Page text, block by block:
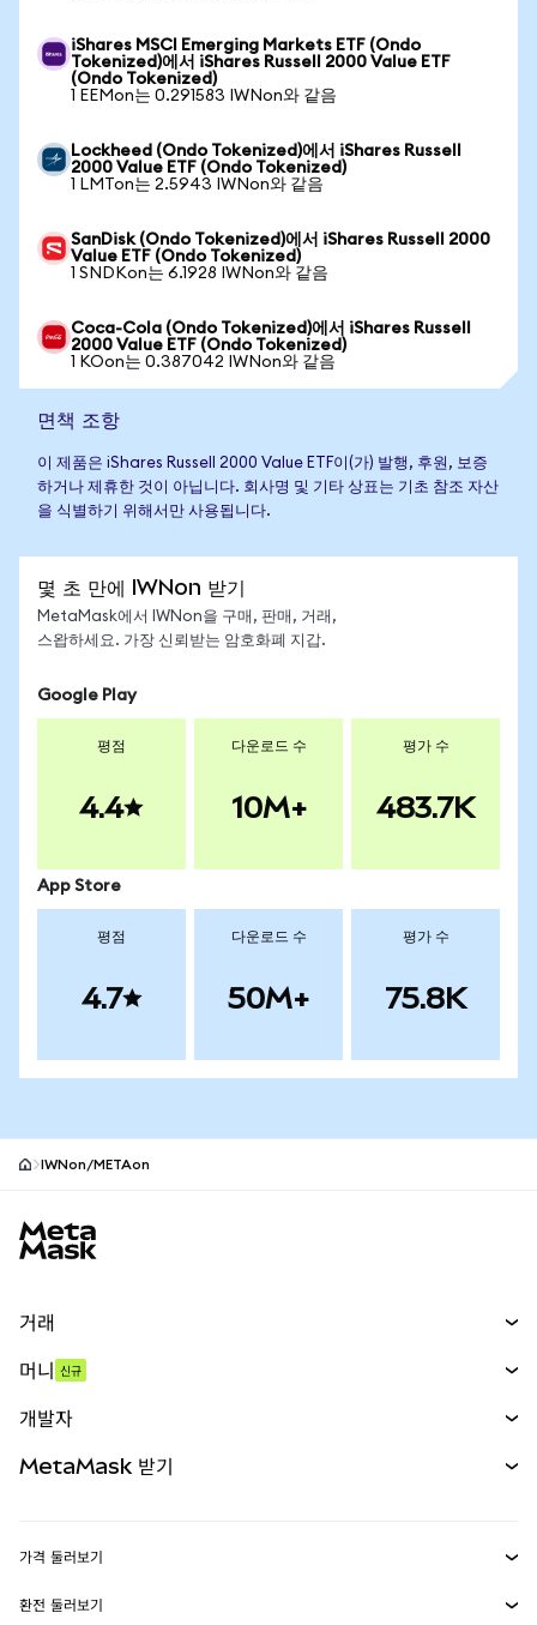
iShares MSCI Emerging Markets ETF (Ondo
Tokenized)에서 iShares Russell 2000 Value ETF
(Ondo Tokenized)
1 EEMon는 0.291583 IWNon와 같음
Lockheed (Ondo Tokenized)에서 iShares Russell
2000 Value ETF (Ondo Tokenized)
1 LMTon는 2.5943 IWNon와 같음
SanDisk (Ondo Tokenized)에서 iShares Russell 2000
Value ETF (Ondo Tokenized)
1 SNDKon는 6.1928 IWNon와 같음
Coca-Cola (Ondo Tokenized)에서 iShares Russell
2000 Value ETF (Ondo Tokenized)
1 KOon는 0.387042 IWNon와 같음
면책 조항
이 제품은 iShares Russell 2000 Value ETF이(가) 발행, 후원, 보증
하거나 제휴한 것이 아닙니다. 회사명 및 기타 상표는 기초 참조 자산
을 식별하기 위해서만 사용됩니다.
몇 초 만에 IWNon 받기
MetaMask에서 IWNon을 구매, 판매, 거래,
스왑하세요. 가장 신뢰받는 암호화폐 지갑.
Google Play
평점
4.4
다운로드 수
10M+
평가 수
483.7K
App Store
평점
4.7
다운로드 수
50M+
평가 수
75.8K
IWNon/METAon
거래
무기한 선물
실물자산
머니 신규
개발자
MetaMask Connect
MetaMask 받기
가격 둘러보기
이더리움 가격
환전 둘러보기